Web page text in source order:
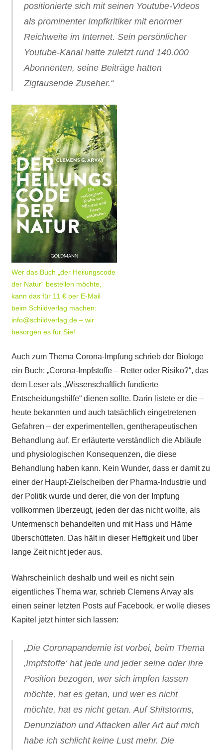
positionierte sich mit seinen Youtube-Videos
als prominenter Impfkritiker mit enormer
Reichweite im Internet. Sein persönlicher
Youtube-Kanal hatte zuletzt rund 140.000
Abonnenten, seine Beiträge hatten
Zigtausende Zuseher.“
Wer das Buch „der Heilungscode
der Natur“ bestellen möchte,
kann das für 11 € per E-Mail
beim Schildverlag machen:
info@schildverlag.de – wir
besorgen es für Sie!
Auch zum Thema Corona-Impfung schrieb der Biologe
ein Buch: „Corona-Impfstoffe – Retter oder Risiko?“, das
dem Leser als „Wissenschaftlich fundierte
Entscheidungshilfe“ dienen sollte. Darin listete er die –
heute bekannten und auch tatsächlich eingetretenen
Gefahren – der experimentellen, gentherapeutischen
Behandlung auf. Er erläuterte verständlich die Abläufe
und physiologischen Konsequenzen, die diese
Behandlung haben kann. Kein Wunder, dass er damit zu
einer der Haupt-Zielscheiben der Pharma-Industrie und
der Politik wurde und derer, die von der Impfung
vollkommen überzeugt, jeden der das nicht wollte, als
Untermensch behandelten und mit Hass und Häme
überschütteten. Das hält in dieser Heftigkeit und über
lange Zeit nicht jeder aus.
Wahrscheinlich deshalb und weil es nicht sein
eigentliches Thema war, schrieb Clemens Arvay als
einen seiner letzten Posts auf Facebook, er wolle dieses
Kapitel jetzt hinter sich lassen:
„Die Coronapandemie ist vorbei, beim Thema
‚Impfstoffe‘ hat jede und jeder seine oder ihre
Position bezogen, wer sich impfen lassen
möchte, hat es getan, und wer es nicht
möchte, hat es nicht getan. Auf Shitstorms,
Denunziation und Attacken aller Art auf mich
habe ich schlicht keine Lust mehr. Die